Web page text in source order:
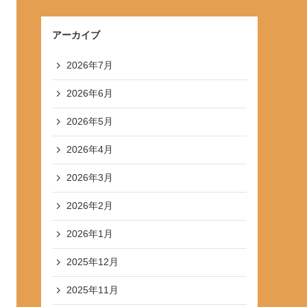
アーカイブ
2026年7月
2026年6月
2026年5月
2026年4月
2026年3月
2026年2月
2026年1月
2025年12月
2025年11月